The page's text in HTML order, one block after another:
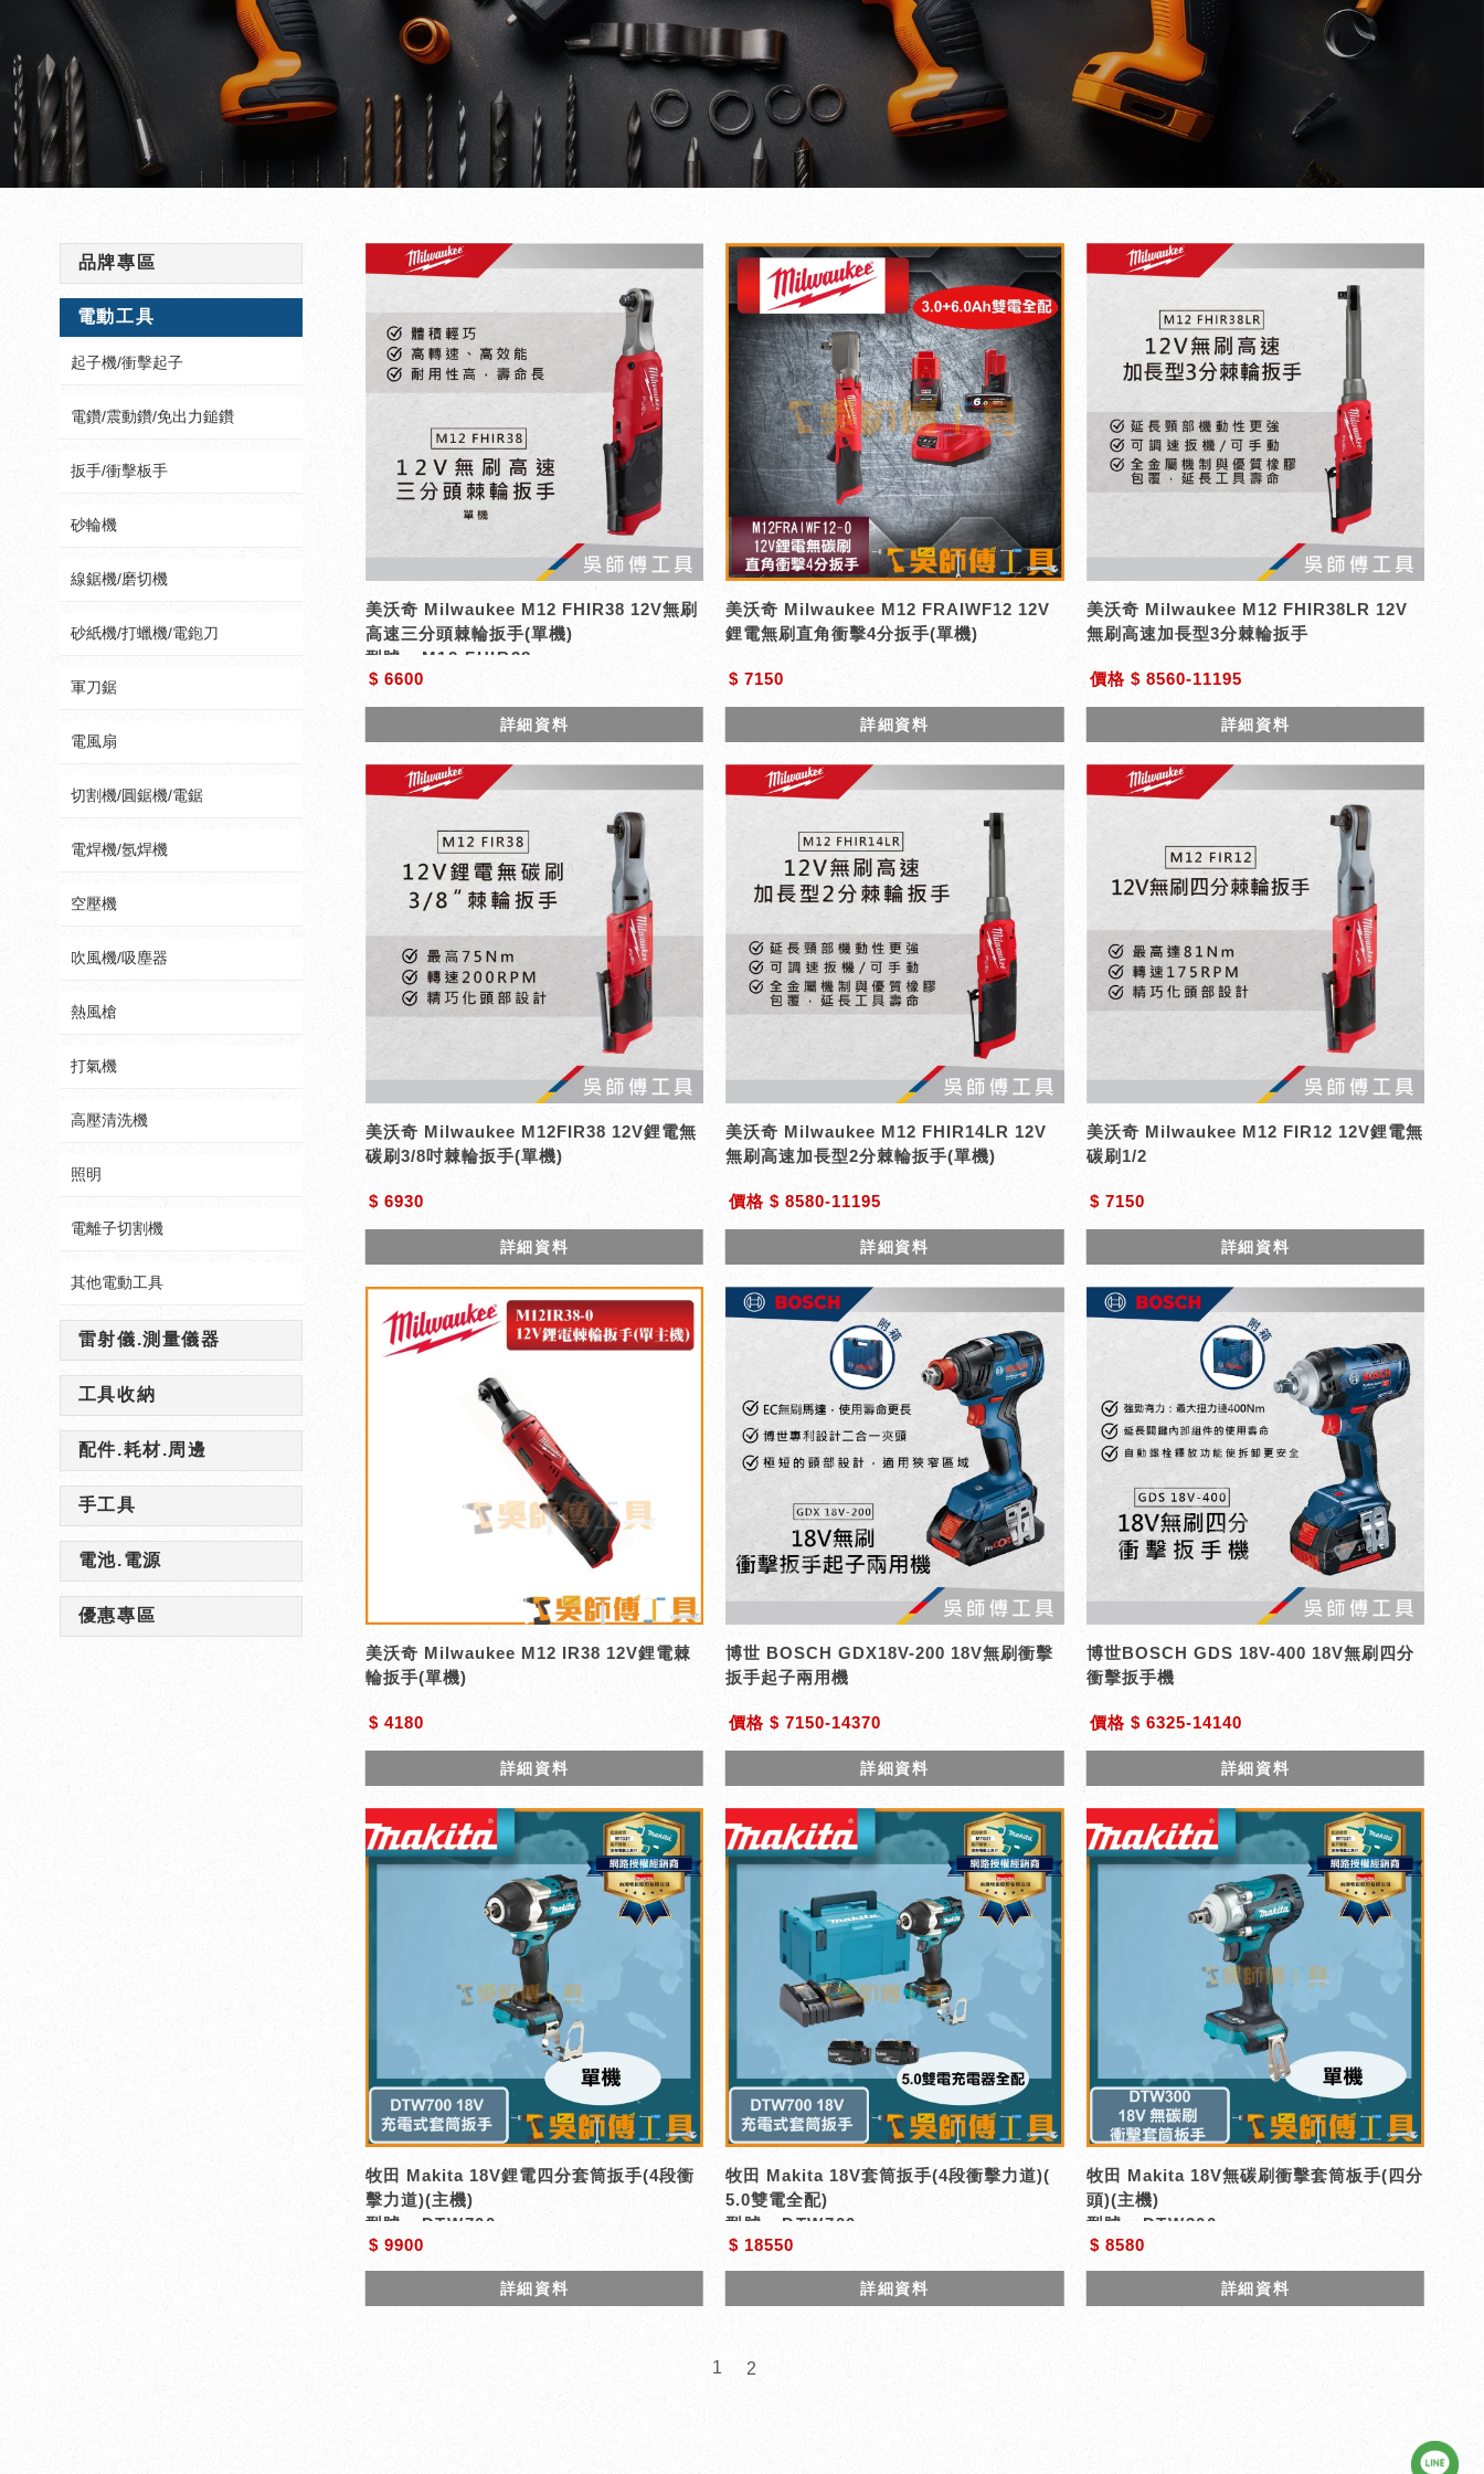
品牌專區
電動工具
起子機/衝擊起子
電鑽/震動鑽/免出力鎚鑽
扳手/衝擊板手
砂輪機
線鋸機/磨切機
砂紙機/打蠟機/電鉋刀
軍刀鋸
電風扇
切割機/圓鋸機/電鋸
電焊機/氬焊機
空壓機
吹風機/吸塵器
熱風槍
打氣機
高壓清洗機
照明
電離子切割機
其他電動工具
雷射儀.測量儀器
工具收納
配件.耗材.周邊
手工具
電池.電源
優惠專區
美沃奇 Milwaukee M12 FHIR38 12V無刷
高速三分頭棘輪扳手(單機)
型號 : M12 FHIR38
$ 6600
詳細資料
美沃奇 Milwaukee M12 FRAIWF12 12V
鋰電無刷直角衝擊4分扳手(單機)
$ 7150
詳細資料
美沃奇 Milwaukee M12 FHIR38LR 12V
無刷高速加長型3分棘輪扳手
價格 $ 8560-11195
詳細資料
美沃奇 Milwaukee M12FIR38 12V鋰電無
碳刷3/8吋棘輪扳手(單機)
$ 6930
詳細資料
美沃奇 Milwaukee M12 FHIR14LR 12V
無刷高速加長型2分棘輪扳手(單機)
價格 $ 8580-11195
詳細資料
美沃奇 Milwaukee M12 FIR12 12V鋰電無
碳刷1/2
$ 7150
詳細資料
美沃奇 Milwaukee M12 IR38 12V鋰電棘
輪扳手(單機)
$ 4180
詳細資料
博世 BOSCH GDX18V-200 18V無刷衝擊
扳手起子兩用機
價格 $ 7150-14370
詳細資料
博世BOSCH GDS 18V-400 18V無刷四分
衝擊扳手機
價格 $ 6325-14140
詳細資料
牧田 Makita 18V鋰電四分套筒扳手(4段衝
擊力道)(主機)
型號 : DTW700
$ 9900
詳細資料
牧田 Makita 18V套筒扳手(4段衝擊力道)(
5.0雙電全配)
型號 : DTW700
$ 18550
詳細資料
牧田 Makita 18V無碳刷衝擊套筒板手(四分
頭)(主機)
型號 : DTW300
$ 8580
詳細資料
1 2